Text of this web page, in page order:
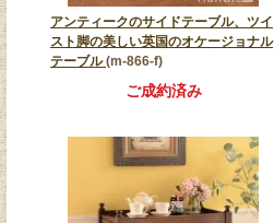
アンティークのサイドテーブル、ツイ
スト脚の美しい英国のオケージョナル
テーブル(m-866-f)
ご成約済み